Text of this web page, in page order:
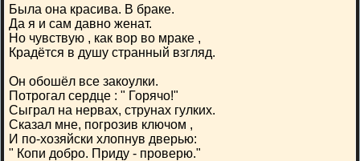
Была она красива. В браке.
Да я и сам давно женат.
Но чувствую , как вор во мраке ,
Крадётся в душу странный взгляд.
Он обошёл все закоулки.
Потрогал сердце : " Горячо!"
Сыграл на нервах, струнах гулких.
Сказал мне, погрозив ключом ,
И по-хозяйски хлопнув дверью:
" Копи добро. Приду - проверю."